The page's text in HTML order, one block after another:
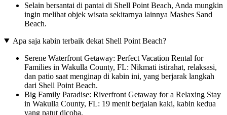
Selain bersantai di pantai di Shell Point Beach, Anda mungkin
ingin melihat objek wisata sekitarnya lainnya Mashes Sand
Beach.
Apa saja kabin terbaik dekat Shell Point Beach?
Serene Waterfront Getaway: Perfect Vacation Rental for
Families in Wakulla County, FL: Nikmati istirahat, relaksasi,
dan patio saat menginap di kabin ini, yang berjarak langkah
dari Shell Point Beach.
Big Family Paradise: Riverfront Getaway for a Relaxing Stay
in Wakulla County, FL: 19 menit berjalan kaki, kabin kedua
yang patut dicoba.